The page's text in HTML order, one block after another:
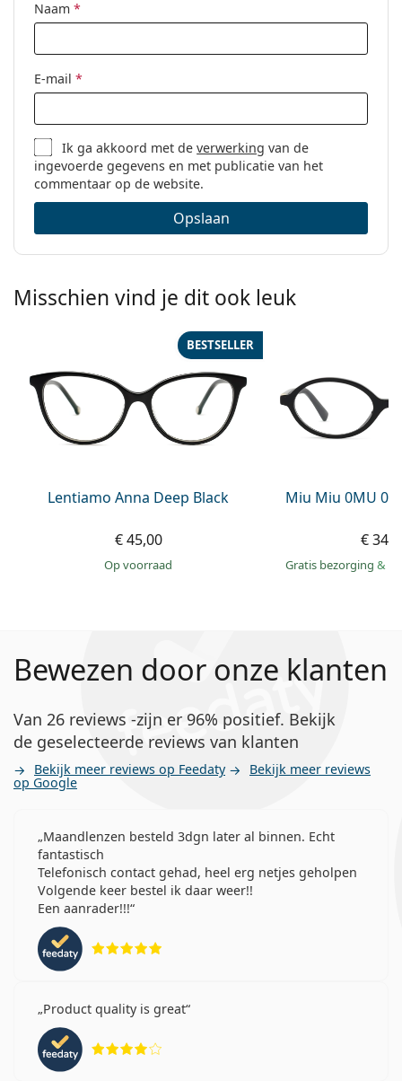
Code:
Naam *
E-mail *
Ik ga akkoord met deverwerking van de
ingevoerde gegevens en met publicatie van het
commentaar op de website.
Opslaan
Misschien vind je dit ook leuk
Lentiamo Anna Deep Black
BESTSELLER
€ 45,00
op voorraad
Miu Miu 0MU
€
Gratis bezorging &
Bewezen door onze klanten
Van 26 reviews -zijn er 96% positief. Bekijk
de geselecteerde reviews van klanten
Bekijk meer reviews op Feedaty Bekijk meer reviews
op Google
Maandlenzen besteld 3dgn later al binnen. Echt
fantastisch
Telefonisch contact gehad, heel erg netjes geholpen
Volgende keer bestel ik daar weer!!
Een aanrader!!!
Product quality is great